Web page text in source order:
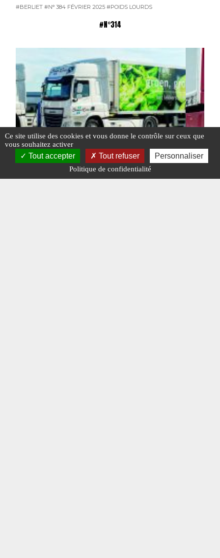
#BERLIET #N° 384 FÉVRIER 2025 #POIDS LOURDS
#N°314
Les DAF électriques livrés en Hollande Année
Ce site utilise des cookies et vous donne le contrôle sur ceux que
vous souhaitez activer
Tout accepter Tout refuser Personnaliser
Politique de confidentialité